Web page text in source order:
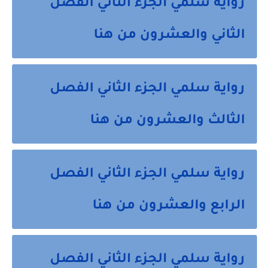
رواية سلمي الجزء الثاني الفصل
الثاني والعشرون من هنا
رواية سلمي الجزء الثاني الفصل
الثالث والعشرون من هنا
رواية سلمي الجزء الثاني الفصل
الرابع والعشرون من هنا
رواية سلمي الجزء الثاني الفصل